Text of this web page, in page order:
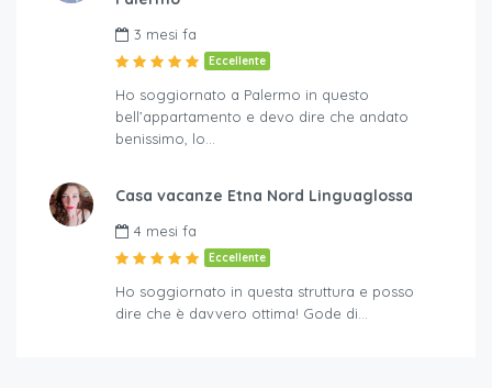
3 mesi fa
Eccellente
Ho soggiornato a Palermo in questo
bell’appartamento e devo dire che andato
benissimo, lo…
Casa vacanze Etna Nord Linguaglossa
4 mesi fa
Eccellente
Ho soggiornato in questa struttura e posso
dire che è davvero ottima! Gode di…